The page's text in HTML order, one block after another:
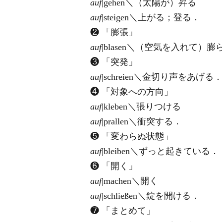
auf|gehen＼（太陽が）昇る
auf|steigen＼上がる；登る．
❷ 「膨張」
auf|blasen＼（空気を入れて）膨
❸ 「突発」
auf|schreien＼金切り声をあげる．
❹ 「対象への方向」
auf|kleben＼張りつける
auf|prallen＼衝突する．
❺ 「変わらぬ状態」
auf|bleiben＼ずっと起きている．
❻ 「開く」
auf|machen＼開く
auf|schließen＼錠を開ける．
❼ 「まとめて」